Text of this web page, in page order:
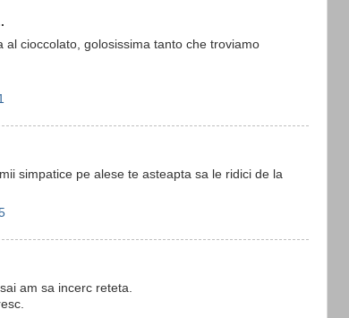
al cioccolato, golosissima tanto che troviamo
simpatice pe alese te asteapta sa le ridici de la
am sa incerc reteta.